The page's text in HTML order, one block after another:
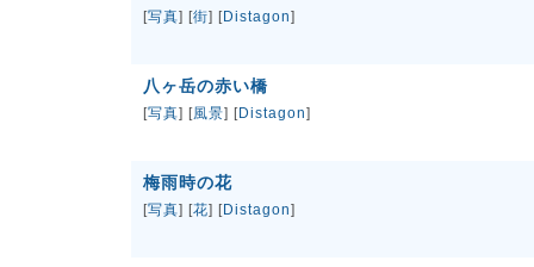
[写真] [街] [Distagon]
八ヶ岳の赤い橋
[写真] [風景] [Distagon]
梅雨時の花
[写真] [花] [Distagon]